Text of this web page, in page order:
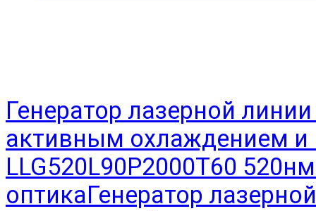
Генератор лазерной
активным охлаждением и
LLG520L90P2000T60
оптикаГенератор